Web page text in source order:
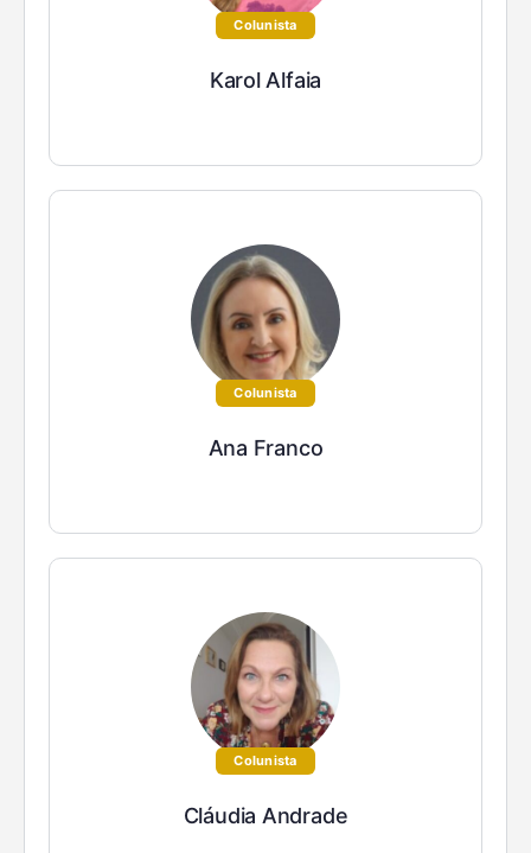
Colunista
Karol Alfaia
Colunista
Ana Franco
Colunista
Cláudia Andrade